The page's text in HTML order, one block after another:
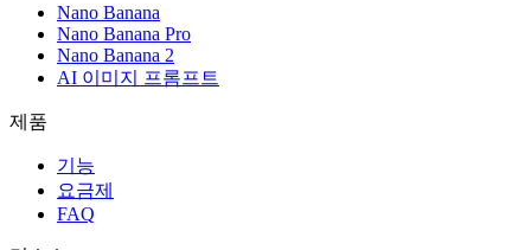
Nano Banana
Nano Banana Pro
Nano Banana 2
AI 이미지 프롬프트
제품
기능
요금제
FAQ